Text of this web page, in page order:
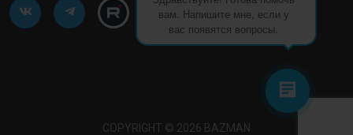
вам. Напишите мне, если у
вас появятся вопросы.
COPYRIGHT © 2026 BAZMAN